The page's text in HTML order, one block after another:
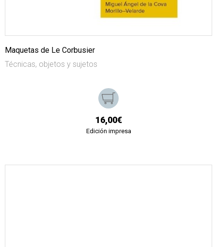
Maquetas de Le Corbusier
Técnicas, objetos y sujetos
16,00€
Edición impresa